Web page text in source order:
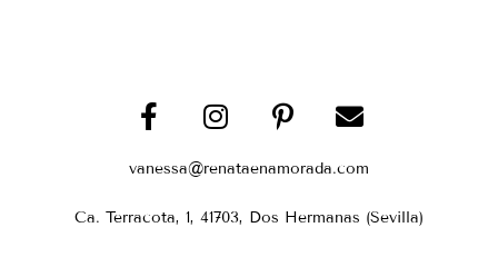
vanessa@renataenamorada.com
Ca. Terracota, 1, 41703, Dos Hermanas (Sevilla)